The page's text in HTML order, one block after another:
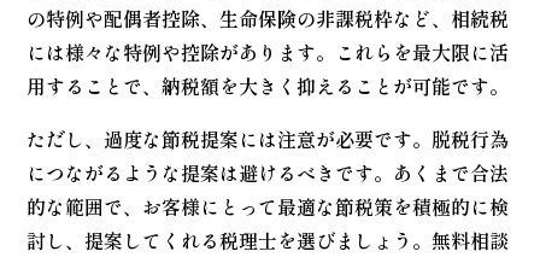
の特例や配偶者控除、生命保険の非課税枠など、相続税
には様々な特例や控除があります。これらを最大限に活
用することで、納税額を大きく抑えることが可能です。
ただし、過度な節税提案には注意が必要です。脱税行為
につながるような提案は避けるべきです。あくまで合法
的な範囲で、お客様にとって最適な節税策を積極的に検
討し、提案してくれる税理士を選びましょう。無料相談